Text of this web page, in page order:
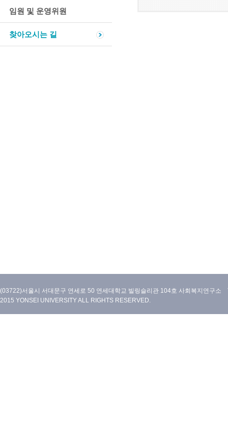
임원 및 운영위원
찾아오시는 길
(03722)서울시 서대문구 연세로 50 연세대학교 빌링슬리관 104호 사회복지연구
2015 YONSEI UNIVERSITY ALL RIGHTS RESERVED.